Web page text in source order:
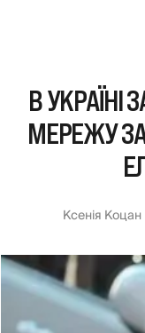
В УКРАЇНІ
МЕРЕЖУ
Ксенія Коцан